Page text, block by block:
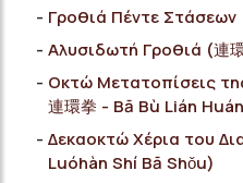
Γροθιά Πέντε Στάσεων
Αλυσιδωτή Γροθιά (連
Οκτώ Μετατοπίσεις
連環拳 - Bā Bù Lián
Δεκαοκτώ Χέρια του
Luóhàn Shí Bā Shǒu)